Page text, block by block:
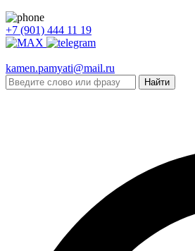
+7 (901) 444 11 19
kamen.pamyati@mail.ru